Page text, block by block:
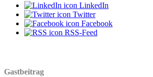
LinkedIn
Twitter
Facebook
RSS-Feed
Gastbeitrag